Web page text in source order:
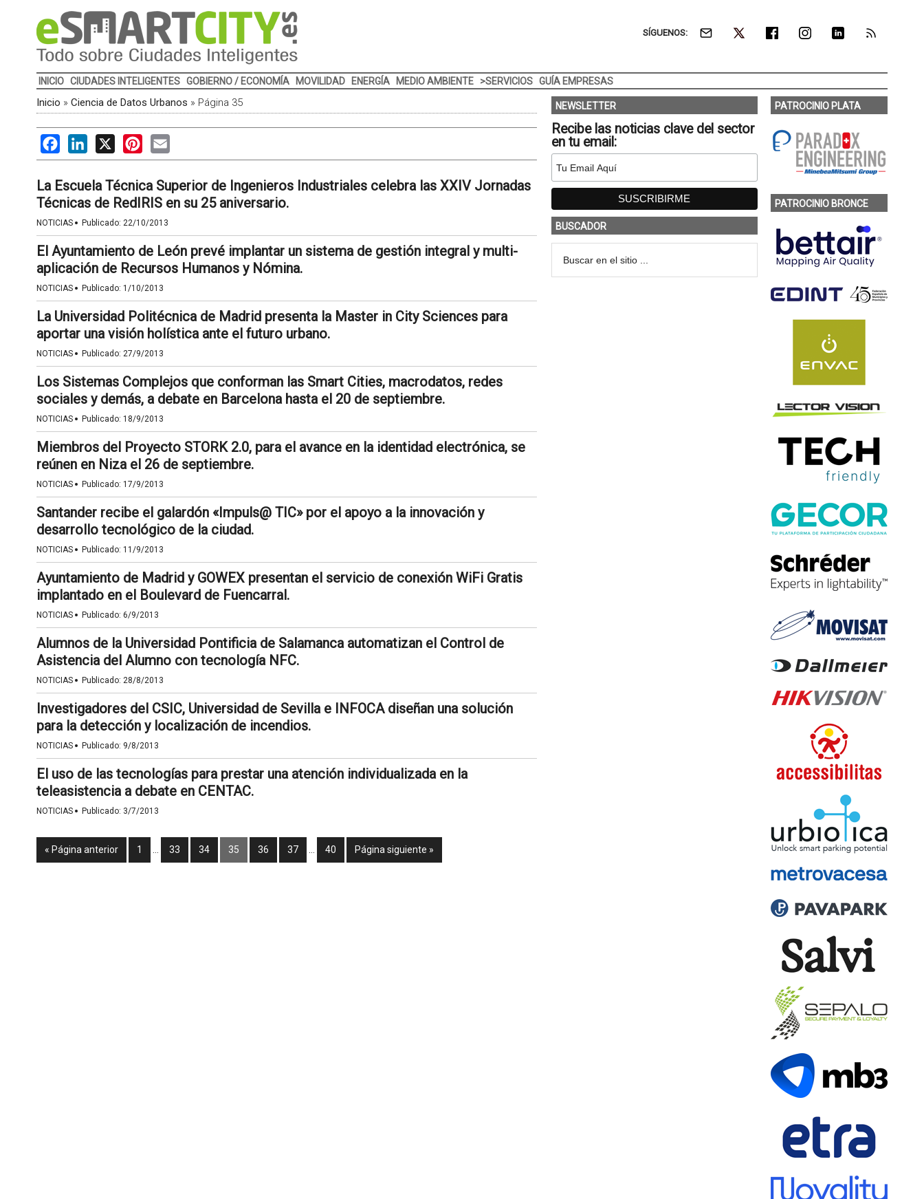
SÍGUENOS:
INICIO CIUDADES INTELIGENTES GOBIERNO / ECONOMÍA MOVILIDAD ENERGÍA MEDIO AMBIENTE >SERVICIOS GUÍA EMPRESAS
Inicio » Ciencia de Datos Urbanos » Página 35
FacebookLinkedIn
X PinterestEmail
La Escuela Técnica Superior de Ingenieros Industriales celebra las XXIV Jornadas
Técnicas de RedIRIS en su 25 aniversario.
NOTICIAS · Publicado: 22/10/2013
El Ayuntamiento de León prevé implantar un sistema de gestión integral y multi-
aplicación de Recursos Humanos y Nómina.
NOTICIAS · Publicado: 1/10/2013
La Universidad Politécnica de Madrid presenta la Master in City Sciences para
aportar una visión holística ante el futuro urbano.
NOTICIAS · Publicado: 27/9/2013
Los Sistemas Complejos que conforman las Smart Cities, macrodatos, redes
sociales y demás, a debate en Barcelona hasta el 20 de septiembre.
NOTICIAS · Publicado: 18/9/2013
Miembros del Proyecto STORK 2.0, para el avance en la identidad electrónica, se
reúnen en Niza el 26 de septiembre.
NOTICIAS · Publicado: 17/9/2013
Santander recibe el galardón «Impuls@ TIC» por el apoyo a la innovación y
desarrollo tecnológico de la ciudad.
NOTICIAS · Publicado: 11/9/2013
Ayuntamiento de Madrid y GOWEX presentan el servicio de conexión WiFi Gratis
implantado en el Boulevard de Fuencarral.
NOTICIAS · Publicado: 6/9/2013
Alumnos de la Universidad Pontificia de Salamanca automatizan el Control de
Asistencia del Alumno con tecnología NFC.
NOTICIAS · Publicado: 28/8/2013
Investigadores del CSIC, Universidad de Sevilla e INFOCA diseñan una solución
para la detección y localización de incendios.
NOTICIAS · Publicado: 9/8/2013
El uso de las tecnologías para prestar una atención individualizada en la
teleasistencia a debate en CENTAC.
NOTICIAS · Publicado: 3/7/2013
« Página anterior 1 33 34 35 36 37 40 Página siguiente »
NEWSLETTER
Recibe las noticias clave del sector
en tu email:
BUSCADOR
PATROCINIO PLATA
PATROCINIO BRONCE